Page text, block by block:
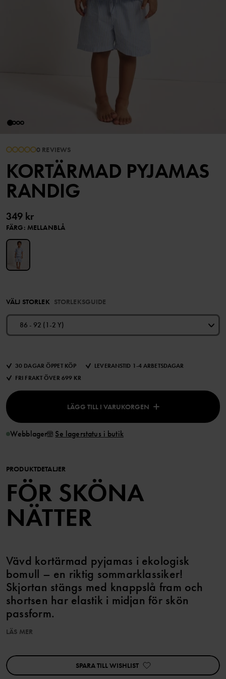
0 REVIEWS
KORTÄRMAD PYJAMAS
RANDIG
349 kr
FÄRG: MELLANBLÅ
VÄLJ STORLEK STORLEKSGUIDE
86 - 92 (1-2 Y)
30 DAGAR ÖPPET KÖP
LEVERANSTID 1-4 ARBETSDAGAR
FRI FRAKT ÖVER 699 KR
LÄGG TILL I VARUKORGEN
Webblager Se lagerstatus i butik
PRODUKTDETALJER
FÖR SKÖNA
NÄTTER
Vävd kortärmad pyjamas i ekologisk
bomull – en riktig sommarklassiker!
Skjortan stängs med knappslå fram och
shortsen har elastik i midjan för skön
passform.
Artikelnummer 60603676
LÄS MER
SPARA TILL WISHLIST